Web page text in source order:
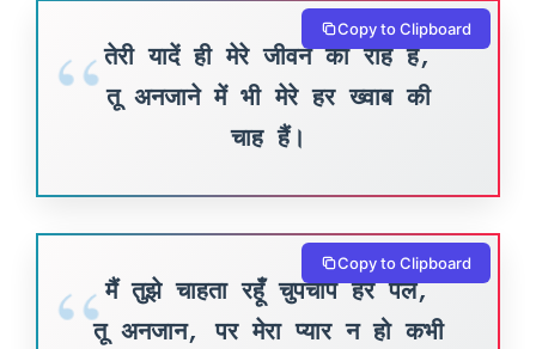
तेरी यादें ही मेरे जीवन की राह हैं,
तू अनजाने में भी मेरे हर ख्वाब की
चाह हैं।
Copy to Clipboard
मैं तुझे चाहता रहूँ चुपचाप हर पल,
तू अनजान, पर मेरा प्यार न हो कभी
Copy to Clipboard